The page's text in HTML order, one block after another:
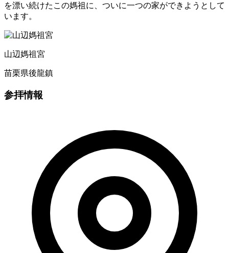
を漂い続けたこの媽祖に、ついに一つの家ができようとして
います。
山辺媽祖宮
苗栗県後龍鎮
参拝情報